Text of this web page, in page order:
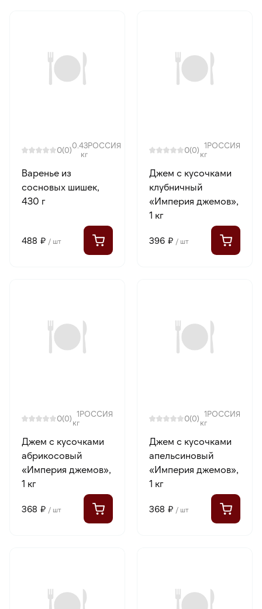
0(0)0.43
кг
РОССИЯ
Варенье из
сосновых шишек,
430 г
488 ₽ / шт
0(0) 1
кг
РОССИЯ
Джем с кусочками
клубничный
«Империя джемов»,
1 кг
396 ₽ / шт
0(0) 1
кг
РОССИЯ
Джем с кусочками
абрикосовый
«Империя джемов»,
1 кг
368 ₽ / шт
0(0) 1
кг
РОССИЯ
Джем с кусочками
апельсиновый
«Империя джемов»,
1 кг
368 ₽ / шт